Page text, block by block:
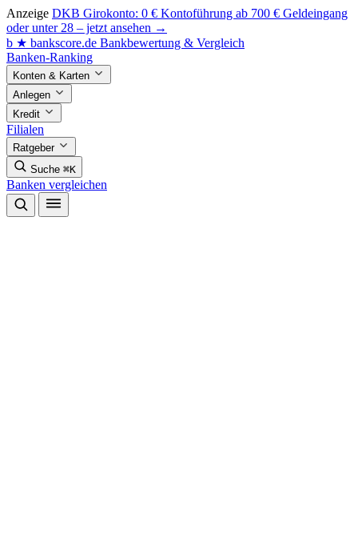
Anzeige DKB Girokonto: 0 € Kontoführung ab 700 € Geldeingang
oder unter 28 – jetzt ansehen →
b ★ bankscore.de Bankbewertung & Vergleich
Banken-Ranking
Konten & Karten
Anlegen
Kredit
Filialen
Ratgeber
Suche ⌘K
Banken vergleichen